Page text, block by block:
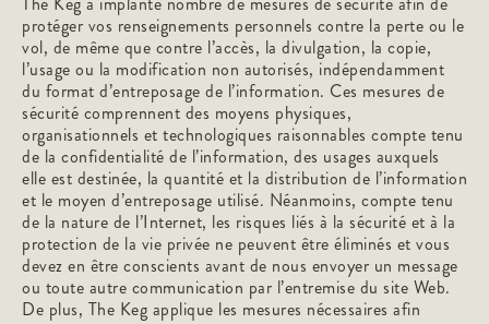
protéger vos renseignements personnels contre la perte ou le
vol, de même que contre l’accès, la divulgation, la copie,
l’usage ou la modification non autorisés, indépendamment
du format d’entreposage de l’information. Ces mesures de
sécurité comprennent des moyens physiques,
organisationnels et technologiques raisonnables compte tenu
de la confidentialité de l’information, des usages auxquels
elle est destinée, la quantité et la distribution de l’information
et le moyen d’entreposage utilisé. Néanmoins, compte tenu
de la nature de l’Internet, les risques liés à la sécurité et à la
protection de la vie privée ne peuvent être éliminés et vous
devez en être conscients avant de nous envoyer un message
ou toute autre communication par l’entremise du site Web.
De plus, The Keg applique les mesures nécessaires afin